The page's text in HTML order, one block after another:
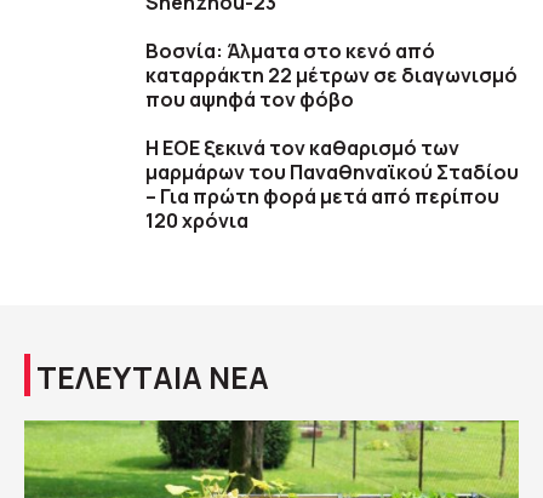
Βοσνία: Άλματα στο κενό από
καταρράκτη 22 μέτρων σε διαγωνισμό
που αψηφά τον φόβο
Η ΕΟΕ ξεκινά τον καθαρισμό των
μαρμάρων του Παναθηναϊκού Σταδίου
– Για πρώτη φορά μετά από περίπου
120 χρόνια
ΤΕΛΕΥΤΑΙΑ ΝΕΑ